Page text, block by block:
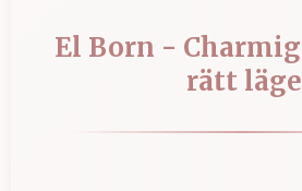
El Born -
rätt läge